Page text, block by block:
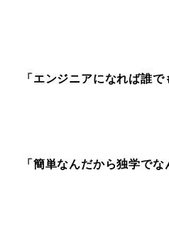
「エンジニアになれば誰で
「簡単なんだから独学でな